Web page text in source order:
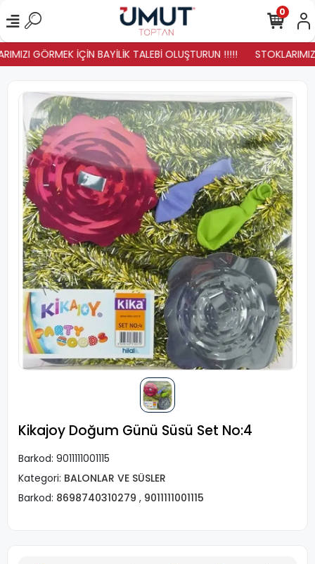
GÖRMEK İÇİN BAYİLİK TALEBİ OLUŞTURUN !!!!!
0
Kikajoy Doğum Günü Süsü Set No:4
Barkod: 9011111001115
Kategori: BALONLAR VE SÜSLER
Barkod: 8698740310279 , 9011111001115